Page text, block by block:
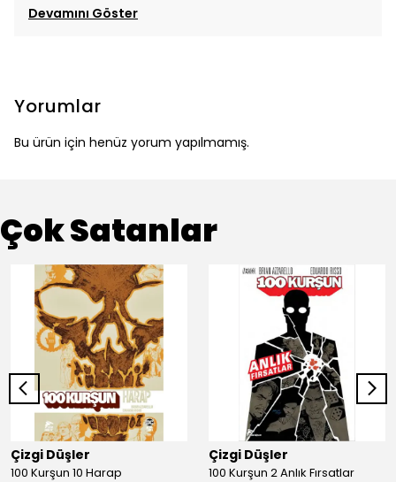
Devamını Göster
Yorumlar
Bu ürün için henüz yorum yapılmamış.
Çok Satanlar
Çizgi Düşler
100 Kurşun 10 Harap
Çizgi Düşler
100 Kurşun 2 Anlık Fırsatlar